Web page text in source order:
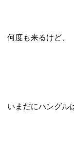
何度も来るけど、
いまだにハングル